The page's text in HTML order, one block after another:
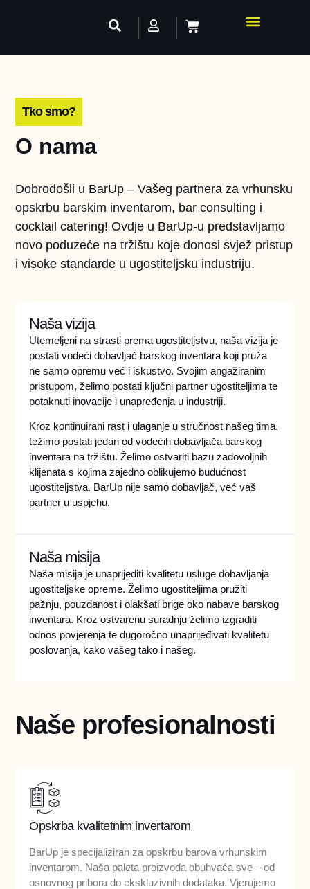
Tko smo?
O nama
Dobrodošli u BarUp – Vašeg partnera za vrhunsku
opskrbu barskim inventarom, bar consulting i
cocktail catering! Ovdje u BarUp-u predstavljamo
novo poduzeće na tržištu koje donosi svjež pristup
i visoke standarde u ugostiteljsku industriju.
Naša vizija
Utemeljeni na strasti prema ugostiteljstvu, naša vizija je
postati vodeći dobavljač barskog inventara koji pruža
ne samo opremu već i iskustvo. Svojim angažiranim
pristupom, želimo postati ključni partner ugostiteljima te
potaknuti inovacije i unapređenja u industriji.
Kroz kontinuirani rast i ulaganje u stručnost našeg tima,
težimo postati jedan od vodećih dobavljača barskog
inventara na tržištu. Želimo ostvariti bazu zadovoljnih
klijenata s kojima zajedno oblikujemo budućnost
ugostiteljstva. BarUp nije samo dobavljač, već vaš
partner u uspjehu.
Naša misija
Naša misija je unaprijediti kvalitetu usluge dobavljanja
ugostiteljske opreme. Želimo ugostiteljima pružiti
pažnju, pouzdanost i olakšati brige oko nabave barskog
inventara. Kroz ostvarenu suradnju želimo izgraditi
odnos povjerenja te dugoročno unaprijeđivati kvalitetu
poslovanja, kako vašeg tako i našeg.
Naše profesionalnosti
Opskrba kvalitetnim invertarom
BarUp je specijaliziran za opskrbu barova vrhunskim
inventarom. Naša paleta proizvoda obuhvaća sve – od
osnovnog pribora do ekskluzivnih dodataka. Vjerujemo